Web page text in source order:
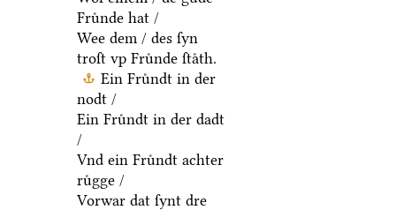
Fruͤnde hat /
Wee dem / des ſyn
troſt vp Fruͤnde ſtaͤth.
Ein Fruͤndt in der
nodt /
Ein Fruͤndt in der dadt
/
Vnd ein Fruͤndt achter
ruͤgge /
Vorwar dat ſynt dre